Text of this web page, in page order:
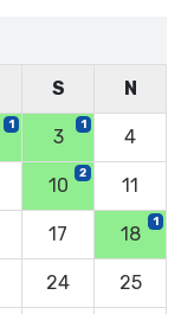
S N
1
3
1
4
10
2
11
17 18
1
24 25